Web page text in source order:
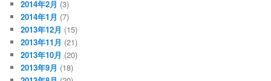
2014年2月 (3)
2014年1月 (7)
2013年12月 (15)
2013年11月 (21)
2013年10月 (20)
2013年9月 (18)